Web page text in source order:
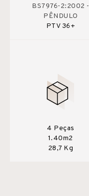
BS7976-2:2002 -
PÊNDULO
PTV 36+
4 Peças
1.40m2
28,7 Kg